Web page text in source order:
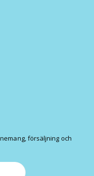
försäljning och